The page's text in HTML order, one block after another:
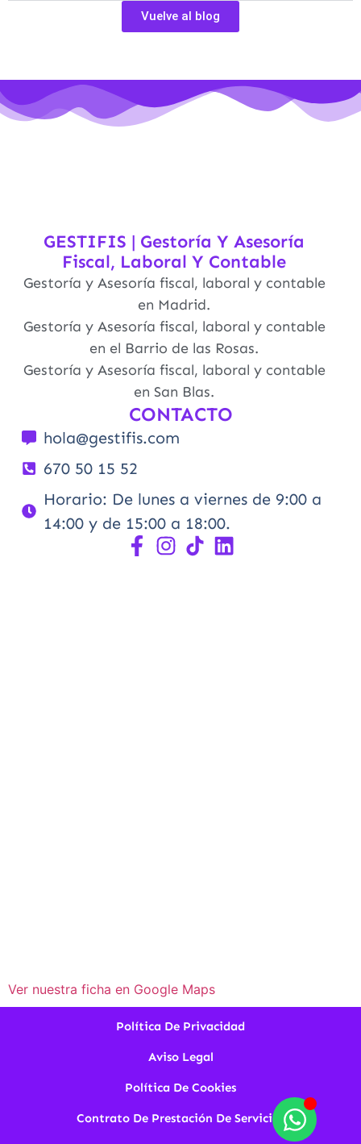
Vuelve al blog
GESTIFIS | Gestoría Y Asesoría
Fiscal, Laboral Y Contable
Gestoría y Asesoría fiscal, laboral y contable
en Madrid.
Gestoría y Asesoría fiscal, laboral y contable
en el Barrio de las Rosas.
Gestoría y Asesoría fiscal, laboral y contable
en San Blas.
CONTACTO
hola@gestifis.com
670 50 15 52
Horario: De lunes a viernes de 9:00 a
14:00 y de 15:00 a 18:00.
Ver nuestra ficha en Google Maps
Política De Privacidad
Aviso Legal
Política De Cookies
Contrato De Prestación De Servicios